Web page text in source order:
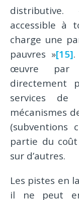
accessible à
charge une
pauvres »[15]
œuvre par
directement
services
mécanismes
(subventions
partie du
sur d’autres.
Les pistes en
il ne peut